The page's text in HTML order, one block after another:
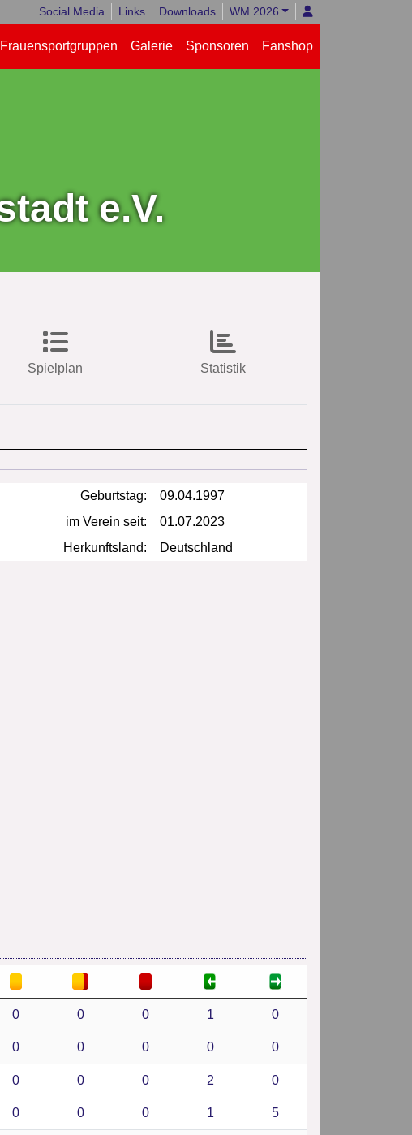
Social Media Links Downloads WM 2026
Frauensportgruppen Galerie Sponsoren Fanshop
e.V.
Spielplan Statistik
Geburtstag:
09.04.1997
im Verein seit:
01.07.2023
Herkunftsland:
Deutschland
0 0 0 1 0
0 0 0 0 0
0 0 0 2 0
0 0 0 1 5